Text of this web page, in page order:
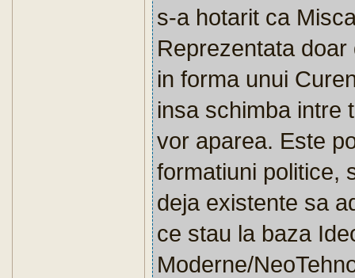
s-a hotarit ca
Reprezentata
in forma unui
insa schimba intre
vor aparea. Este
formatiuni politice,
deja existente sa
ce stau la baza
Moderne/